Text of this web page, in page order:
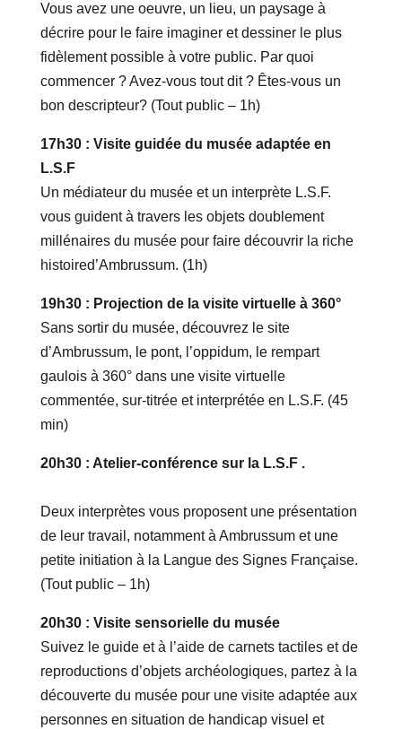
Vous avez une oeuvre, un lieu, un paysage à
décrire pour le faire imaginer et dessiner le plus
fidèlement possible à votre public. Par quoi
commencer ? Avez-vous tout dit ? Êtes-vous un
bon descripteur? (Tout public – 1h)
17h30 : Visite guidée du musée adaptée en
L.S.F
Un médiateur du musée et un interprète L.S.F.
vous guident à travers les objets doublement
millénaires du musée pour faire découvrir la riche
histoired’Ambrussum. (1h)
19h30 : Projection de la visite virtuelle à 360°
Sans sortir du musée, découvrez le site
d’Ambrussum, le pont, l’oppidum, le rempart
gaulois à 360° dans une visite virtuelle
commentée, sur-titrée et interprétée en L.S.F. (45
min)
20h30 : Atelier-conférence sur la L.S.F .
Deux interprètes vous proposent une présentation
de leur travail, notamment à Ambrussum et une
petite initiation à la Langue des Signes Française.
(Tout public – 1h)
20h30 : Visite sensorielle du musée
Suivez le guide et à l’aide de carnets tactiles et de
reproductions d’objets archéologiques, partez à la
découverte du musée pour une visite adaptée aux
personnes en situation de handicap visuel et